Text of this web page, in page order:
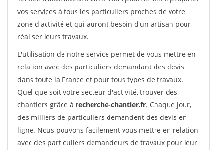
vos services à tous les particuliers proches de votre
zone d'activité et qui auront besoin d'un artisan pour
réaliser leurs travaux.
L'utilisation de notre service permet de vous mettre en
relation avec des particuliers demandant des devis
dans toute la France et pour tous types de travaux.
Quel que soit votre secteur d'activité, trouver des
chantiers grâce à recherche-chantier.fr. Chaque jour,
des milliers de particuliers demandent des devis en
ligne. Nous pouvons facilement vous mettre en relation
avec des particuliers demandeurs de travaux pour leur